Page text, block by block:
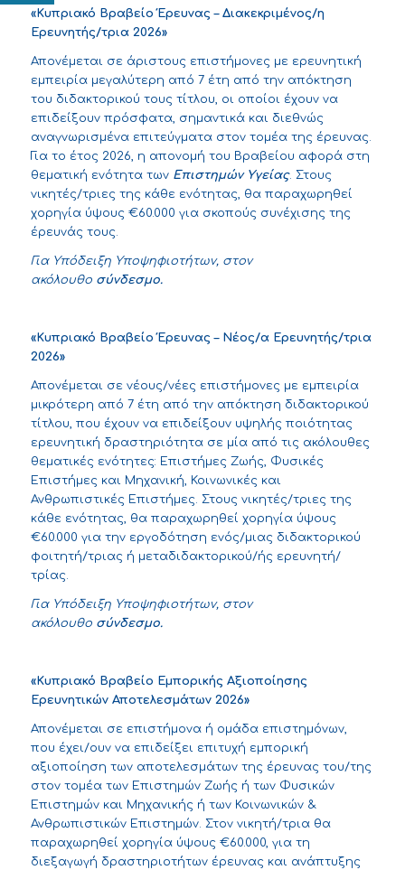
«Κυπριακό Βραβείο Έρευνας – Διακεκριμένος/η
Ερευνητής/τρια 2026»
Απονέμεται σε άριστους επιστήμονες με ερευνητική
εμπειρία μεγαλύτερη από 7 έτη από την απόκτηση
του διδακτορικού τους τίτλου, οι οποίοι έχουν να
επιδείξουν πρόσφατα, σημαντικά και διεθνώς
αναγνωρισμένα επιτεύγματα στον τομέα της έρευνας.
Για το έτος 2026, η απονομή του Βραβείου αφορά στη
θεματική ενότητα των Επιστημών Υγείας. Στους
νικητές/τριες της κάθε ενότητας, θα παραχωρηθεί
χορηγία ύψους €60.000 για σκοπούς συνέχισης της
έρευνάς τους.
Για Υπόδειξη Υποψηφιοτήτων, στον
ακόλουθο σύνδεσμο.
«Κυπριακό Βραβείο Έρευνας – Νέος/α Ερευνητής/τρια
2026»
Απονέμεται σε νέους/νέες επιστήμονες με εμπειρία
μικρότερη από 7 έτη από την απόκτηση διδακτορικού
τίτλου, που έχουν να επιδείξουν υψηλής ποιότητας
ερευνητική δραστηριότητα σε μία από τις ακόλουθες
θεματικές ενότητες: Επιστήμες Ζωής, Φυσικές
Επιστήμες και Μηχανική, Κοινωνικές και
Ανθρωπιστικές Επιστήμες. Στους νικητές/τριες της
κάθε ενότητας, θα παραχωρηθεί χορηγία ύψους
€60.000 για την εργοδότηση ενός/μιας διδακτορικού
φοιτητή/τριας ή μεταδιδακτορικού/ής ερευνητή/
τρίας.
Για Υπόδειξη Υποψηφιοτήτων, στον
ακόλουθο σύνδεσμο.
«Κυπριακό Βραβείο Εμπορικής Αξιοποίησης
Ερευνητικών Αποτελεσμάτων 2026»
Απονέμεται σε επιστήμονα ή ομάδα επιστημόνων,
που έχει/ουν να επιδείξει επιτυχή εμπορική
αξιοποίηση των αποτελεσμάτων της έρευνας του/της
στον τομέα των Επιστημών Ζωής ή των Φυσικών
Επιστημών και Μηχανικής ή των Κοινωνικών &
Ανθρωπιστικών Επιστημών. Στον νικητή/τρια θα
παραχωρηθεί χορηγία ύψους €60.000, για τη
διεξαγωγή δραστηριοτήτων έρευνας και ανάπτυξης